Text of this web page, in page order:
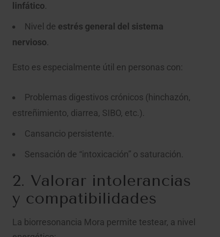
linfático.
Nivel de estrés general del sistema
nervioso.
Esto es especialmente útil en personas con:
Problemas digestivos crónicos (hinchazón,
estreñimiento, diarrea, SIBO, etc.).
Cansancio persistente.
Sensación de “intoxicación” o saturación.
2. Valorar intolerancias
y compatibilidades
La biorresonancia Mora permite testear, a nivel